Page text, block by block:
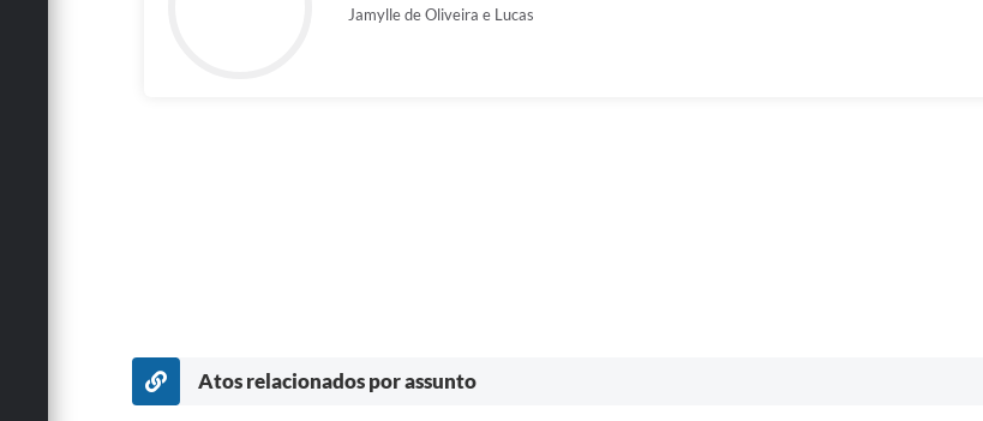
Jamylle de Oliveira e Lucas
Atos relacionados por assunto